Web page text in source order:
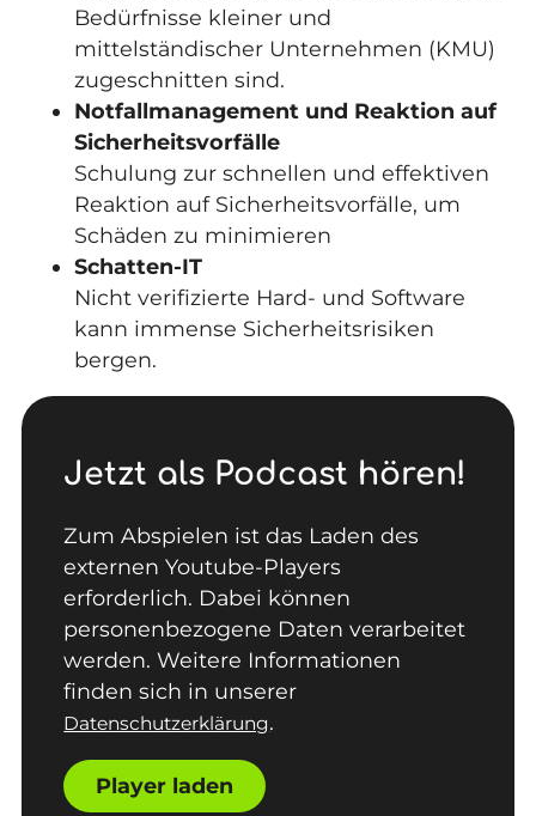
Bedürfnisse kleiner und
mittelständischer Unternehmen (KMU)
zugeschnitten sind.
Notfallmanagement und Reaktion auf
Sicherheitsvorfälle
Schulung zur schnellen und effektiven
Reaktion auf Sicherheitsvorfälle, um
Schäden zu minimieren
Schatten-IT
Nicht verifizierte Hard- und Software
kann immense Sicherheitsrisiken
bergen.
Jetzt als Podcast hören!
Zum Abspielen ist das Laden des
externen Youtube-Players
erforderlich. Dabei können
personenbezogene Daten verarbeitet
werden. Weitere Informationen
finden sich in unserer
Datenschutzerklärung.
Player laden